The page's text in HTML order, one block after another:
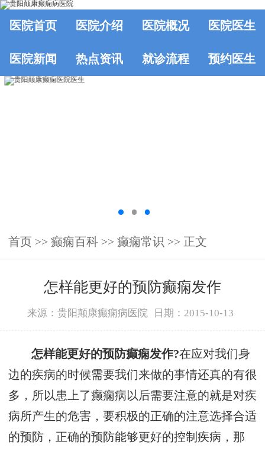
医院首页 医院介绍 医院概况 医院医生
医院新闻 热点资讯 就诊流程 预约医生
首页 >> 癫痫百科 >> 癫痫常识 >> 正文
怎样能更好的预防癫痫发作
来源：贵阳颠康癫痫病医院 日期：2015-10-13
怎样能更好的预防癫痫发作?在应对我们身
边的疾病的时候需要我们来做的事情还真的有很
多，所以患上了癫痫病以后需要注意的就是对疾
病所产生的危害，要积极的正确的注意选择合适
的预防，正确的预防能够更好的控制疾病，那